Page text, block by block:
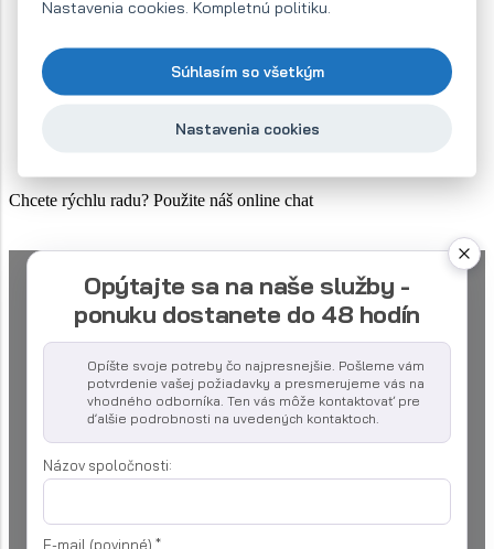
Chcete rýchlu radu? Použite náš online chat
Opýtajte sa na naše služby -
ponuku dostanete do 48 hodín
Opíšte svoje potreby čo najpresnejšie. Pošleme vám
potvrdenie vašej požiadavky a presmerujeme vás na
vhodného odborníka. Ten vás môže kontaktovať pre
ďalšie podrobnosti na uvedených kontaktoch.
Názov spoločnosti:
E-mail (povinné) *
Nastavenia cookies. Kompletnú politiku.
Súhlasím so všetkým
Nastavenia cookies